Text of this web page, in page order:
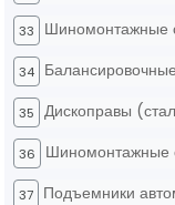
33 Шиномонтажные
34
35 Дископравы
36 Шиномонтажные
37 Подъемники